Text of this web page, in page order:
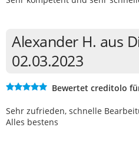
Alexander H. aus
02.03.2023
Bewertet creditolo
Sehr zufrieden, schnelle
Alles bestens